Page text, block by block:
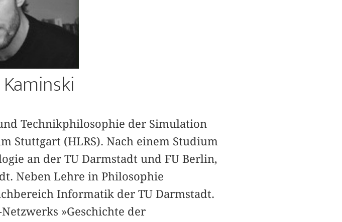
Technikphilosophie der Simulation
Stuttgart (HLRS). Nach einem Studium
an der TU Darmstadt und FU Berlin,
Neben Lehre in Philosophie
Informatik der TU Darmstadt.
»Geschichte der